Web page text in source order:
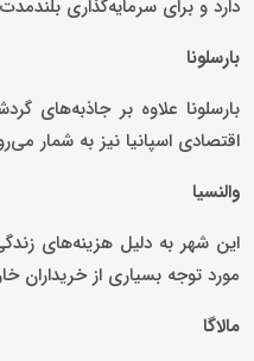
دارد و برای سرمایه‌گذاری
بارسلونا
بارسلونا علاوه بر جاذبه‌های
اقتصادی اسپانیا نیز به شمار
والنسیا
این شهر به دلیل هزینه‌های
مورد توجه بسیاری از خریداران
مالاگا